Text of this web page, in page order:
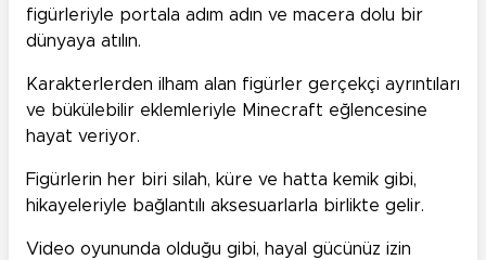
figürleriyle portala adım adın ve macera dolu bir
dünyaya atılın.
Karakterlerden ilham alan figürler gerçekçi ayrıntıları
ve bükülebilir eklemleriyle Minecraft eğlencesine
hayat veriyor.
Figürlerin her biri silah, küre ve hatta kemik gibi,
hikayeleriyle bağlantılı aksesuarlarla birlikte gelir.
Video oyununda olduğu gibi, hayal gücünüz izin